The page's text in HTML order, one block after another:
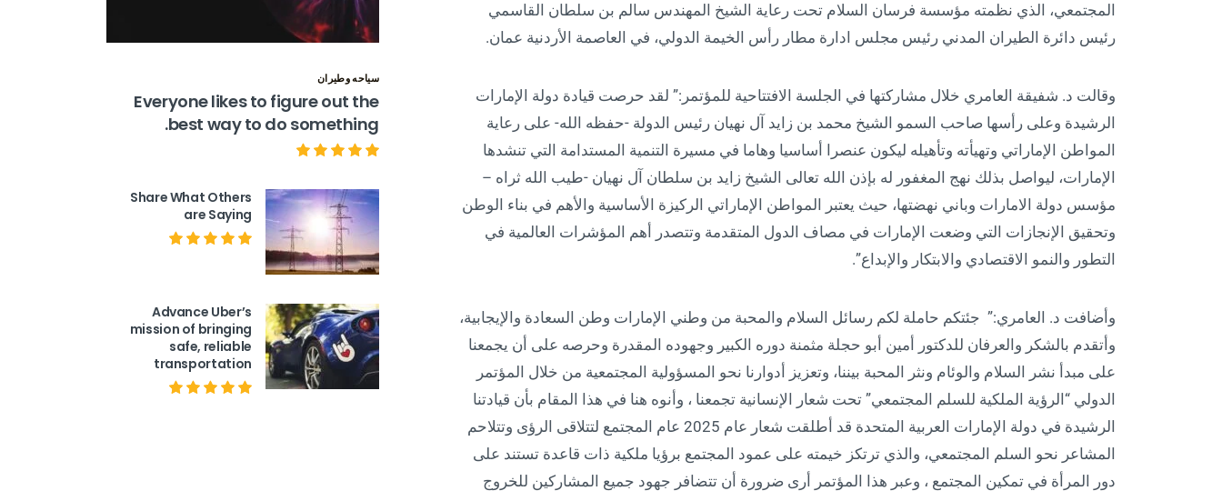
المجتمعي، الذي نظمته مؤسسة فرسان السلام تحت رعاية الشيخ المهندس سالم بن سلطان القاسمي
رئيس دائرة الطيران المدني رئيس مجلس ادارة مطار رأس الخيمة الدولي، في العاصمة الأردنية عمان.
وقالت د. شفيقة العامري خلال مشاركتها في الجلسة الافتتاحية للمؤتمر:” لقد حرصت قيادة دولة الإمارات
الرشيدة وعلى رأسها صاحب السمو الشيخ محمد بن زايد آل نهيان رئيس الدولة -حفظه الله- على رعاية
المواطن الإماراتي وتهيأته وتأهيله ليكون عنصرا أساسيا وهاما في مسيرة التنمية المستدامة التي تنشدها
الإمارات، ليواصل بذلك نهج المغفور له بإذن الله تعالى الشيخ زايد بن سلطان آل نهيان -طيب الله ثراه –
مؤسس دولة الامارات وباني نهضتها، حيث يعتبر المواطن الإماراتي الركيزة الأساسية والأهم في بناء الوطن
وتحقيق الإنجازات التي وضعت الإمارات في مصاف الدول المتقدمة وتتصدر أهم المؤشرات العالمية في
التطور والنمو الاقتصادي والابتكار والإبداع”.
وأضافت د. العامري:” جئتكم حاملة لكم رسائل السلام والمحبة من وطني الإمارات وطن السعادة والإيجابية،
وأتقدم بالشكر والعرفان للدكتور أمين أبو حجلة مثمنة دوره الكبير وجهوده المقدرة وحرصه على أن يجمعنا
على مبدأ نشر السلام والوئام ونثر المحبة بيننا، وتعزيز أدوارنا نحو المسؤولية المجتمعية من خلال المؤتمر
الدولي “الرؤية الملكية للسلم المجتمعي” تحت شعار الإنسانية تجمعنا ، وأنوه هنا في هذا المقام بأن قيادتنا
الرشيدة في دولة الإمارات العربية المتحدة قد أطلقت شعار عام 2025 عام المجتمع لتتلاقى الرؤى وتتلاحم
المشاعر نحو السلم المجتمعي، والذي ترتكز خيمته على عمود المجتمع برؤيا ملكية ذات قاعدة تستند على
دور المرأة في تمكين المجتمع ، وعبر هذا المؤتمر أرى ضرورة أن تتضافر جهود جميع المشاركين للخروج
سياحه وطيران
Everyone likes to figure out the
best way to do something.
Share What Others
are Saying
Advance Uber’s
mission of bringing
safe, reliable
transportation